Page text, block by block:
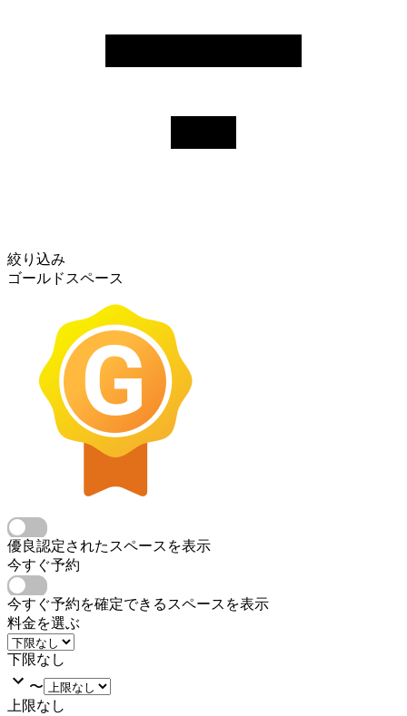
絞り込み
ゴールドスペース
優良認定されたスペースを表示
今すぐ予約
今すぐ予約を確定できるスペースを表示
料金を選ぶ
下限なし
〜
上限なし